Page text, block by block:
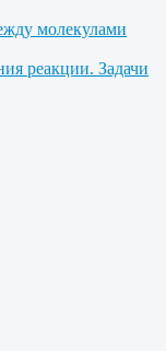
молекулами
реакции. Задачи